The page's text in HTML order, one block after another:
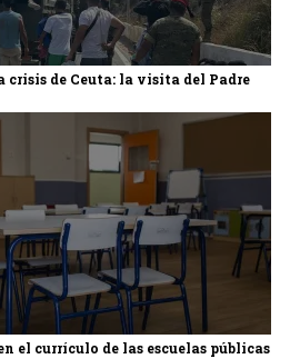
crisis de Ceuta: la visita del Padre
el currículo de las escuelas públicas